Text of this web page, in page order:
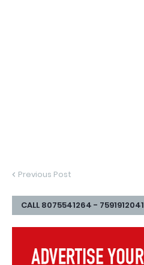
Previous Post
CALL 8075541264 - 7591912041